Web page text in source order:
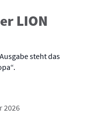
LION
steht das
2026